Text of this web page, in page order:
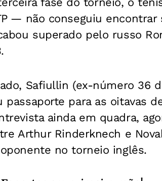
— não conseguiu
superado pelo russo
Safiullin (ex-número 36
passaporte para as oitavas
ainda em quadra,
Arthur Rinderknech e
no torneio inglês.